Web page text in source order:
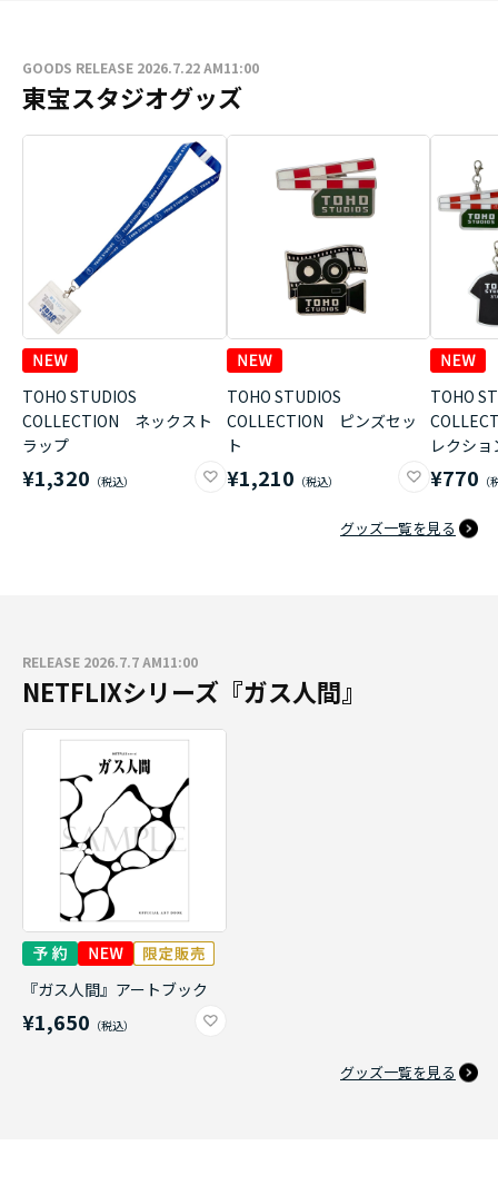
GOODS RELEASE 2026.7.22 AM11:00
東宝スタジオグッズ
TOHO STUDIOS
COLLECTION ネックスト
ラップ
¥1,320
TOHO STUDIOS
COLLECTION ピンズセッ
ト
¥1,210
TOHO
レクシ
¥770
グッズ一覧を見る
RELEASE 2026.7.7 AM11:00
NETFLIXシリーズ『ガス人間』
『ガス人間』アートブック
¥1,650
グッズ一覧を見る